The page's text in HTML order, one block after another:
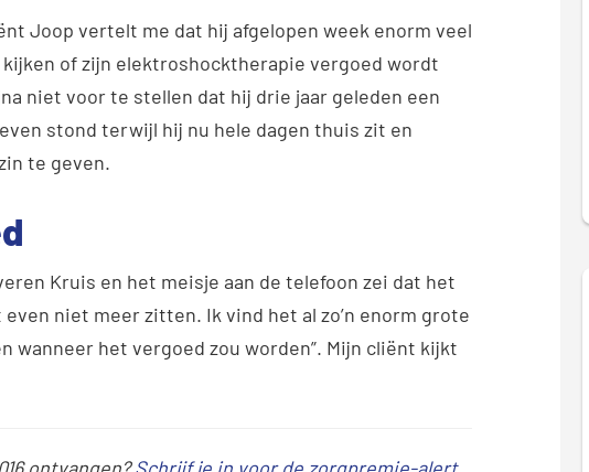
Joop vertelt me dat hij afgelopen week enorm veel
of zijn elektroshocktherapie vergoed wordt
niet voor te stellen dat hij drie jaar geleden een
stond terwijl hij nu hele dagen thuis zit en
te geven.
Kruis en het meisje aan de telefoon zei dat het
niet meer zitten. Ik vind het al zo’n enorm grote
wanneer het vergoed zou worden”. Mijn cliënt kijkt